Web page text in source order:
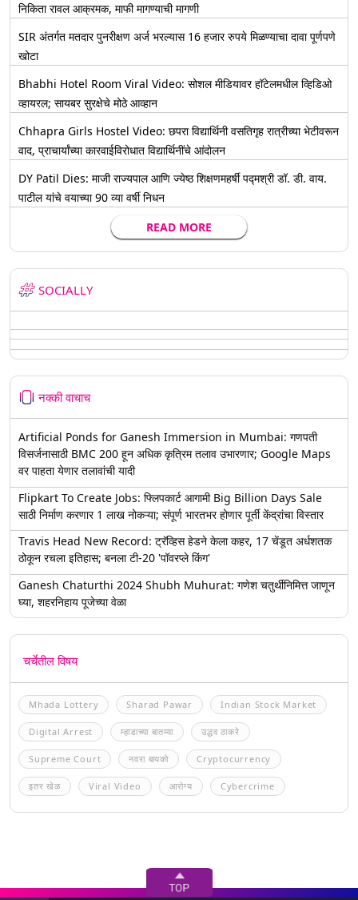
निकिता रावल आक्रमक, माफी मागण्याची मागणी
SIR अंतर्गत मतदार पुनरीक्षण अर्ज भरल्यास 16 हजार रुपये मिळण्याचा दावा पूर्णपणे
खोटा
Bhabhi Hotel Room Viral Video: सोशल मीडियावर हॉटेलमधील व्हिडिओ
व्हायरल; सायबर सुरक्षेचे मोठे आव्हान
Chhapra Girls Hostel Video: छपरा विद्यार्थिनी वसतिगृह रात्रीच्या भेटीवरून
वाद, प्राचार्यांच्या कारवाईविरोधात विद्यार्थिनींचे आंदोलन
DY Patil Dies: माजी राज्यपाल आणि ज्येष्ठ शिक्षणमहर्षी पद्मश्री डॉ. डी. वाय.
पाटील यांचे वयाच्या 90 व्या वर्षी निधन
READ MORE
SOCIALLY
नक्की वाचाच
Artificial Ponds for Ganesh Immersion in Mumbai: गणपती
विसर्जनासाठी BMC 200 हून अधिक कृत्रिम तलाव उभारणार; Google Maps
वर पाहता येणार तलावांची यादी
Flipkart To Create Jobs: फ्लिपकार्ट आगामी Big Billion Days Sale
साठी निर्माण करणार 1 लाख नोकऱ्या; संपूर्ण भारतभर होणार पूर्ती केंद्रांचा विस्तार
Travis Head New Record: ट्रॅव्हिस हेडने केला कहर, 17 चेंडूत अर्धशतक
ठोकून रचला इतिहास; बनला टी-20 'पॉवरप्ले किंग'
Ganesh Chaturthi 2024 Shubh Muhurat: गणेश चतुर्थीनिमित्त जाणून
घ्या, शहरनिहाय पूजेच्या वेळा
चर्चेतील विषय
Mhada Lottery Sharad Pawar Indian Stock Market
Digital Arrest म्हाडाच्या बातम्या उद्धव ठाकरे
Supreme Court नवरा बायको Cryptocurrency
इतर खेळ Viral Video आरोग्य Cybercrime